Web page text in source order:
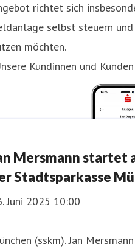
richtet sich
selbst steuern
möchten.
Kundinnen und
Mersmann startet
Stadtsparkasse
Juni 2025 10:00
(sskm). Jan